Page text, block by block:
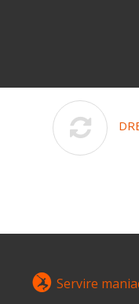
Servire